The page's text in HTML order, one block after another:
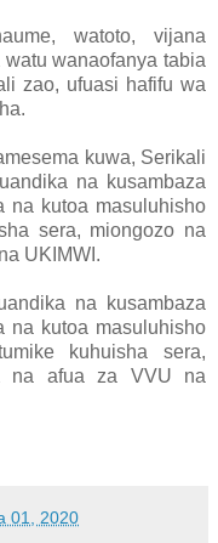
watoto, vijana
wanaofanya tabia
zao, ufuasi hafifu wa
kuwa, Serikali
na kusambaza
na kutoa masuluhisho
sera, miongozo na
UKIMWI.
na kusambaza
na kutoa masuluhisho
kuhuisha sera,
na afua za VVU na
01, 2020